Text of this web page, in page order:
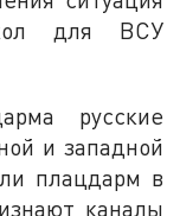
для ВСУ
русские
и западной
плацдарм в
каналы